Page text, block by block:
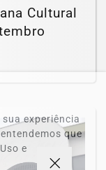
Cultural
experiência
que
e